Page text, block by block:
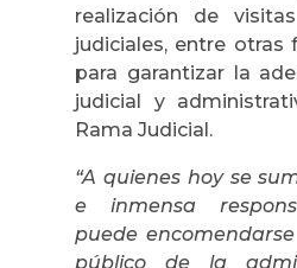
realización de
judiciales, entre otras
para garantizar la
judicial y
Rama Judicial.
“A quienes hoy se
e inmensa
puede
público de la